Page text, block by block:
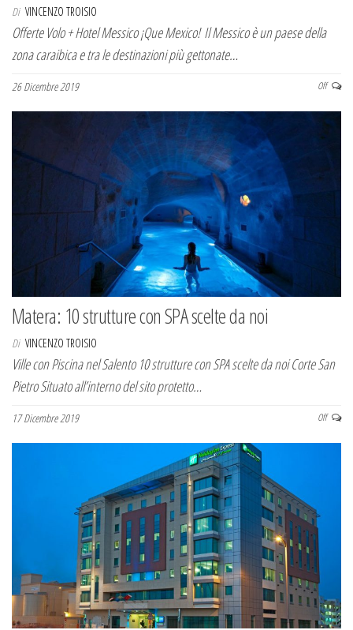
Di VINCENZO TROISIO
Offerte Volo + Hotel Messico ¡Que Mexico! Il Messico è un paese della
zona caraibica e tra le destinazioni più gettonate…
26 Dicembre 2019 Off
Matera: 10 strutture con SPA scelte da noi
Di VINCENZO TROISIO
Ville con Piscina nel Salento 10 strutture con SPA scelte da noi Corte San
Pietro Situato all’interno del sito protetto…
17 Dicembre 2019 Off